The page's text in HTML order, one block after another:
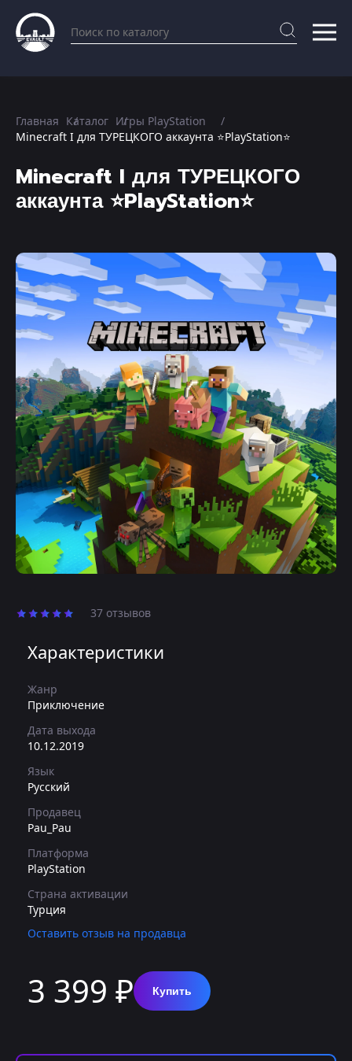
Главная Каталог Игры PlayStation
Minecraft I для ТУРЕЦКОГО аккаунта ⭐PlayStation⭐
Minecraft I для ТУРЕЦКОГО
аккаунта ⭐PlayStation⭐
37 отзывов
Характеристики
Жанр
Приключение
Дата выхода
10.12.2019
Язык
Русский
Продавец
Pau_Pau
Платформа
PlayStation
Страна активации
Турция
Оставить отзыв на продавца
3 399 ₽ Купить